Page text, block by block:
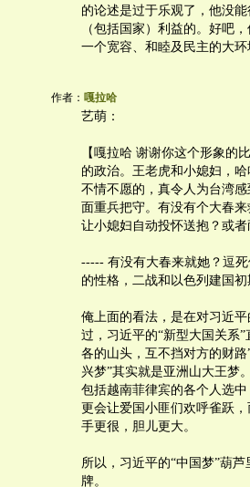
的论述是过于乐观了，他没
（包括国家）利益的。好吧
一个宽容、和睦及民主的大环
作者： 嘎拉哈
艺萌：
【嘎拉哈 谢谢你这个形象的
的政治。王老虎和小媳妇，
不情不愿的，真令人为台湾
面重兵把守。有没有个大春
让小媳妇自动投怀送抱？或
----- 有没有大春来就她？逗
的性格，二战和以色列建国
俺上面的看法，是在对习近
过，习近平的“新型大国关系
各的山头，互不挡对方的财
兴梦”其实就是亚洲山大王梦
包括越南菲律宾的各个人选
更会让爱国小匪们欢呼雀跃
手更很，胆儿更大。
所以，习近平的“中国梦”葫
牌。